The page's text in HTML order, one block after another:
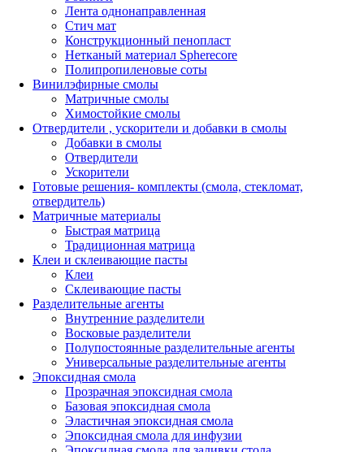
Лента однонаправленная
Стич мат
Конструкционный пенопласт
Нетканый материал Spherecore
Полипропиленовые соты
Винилэфирные смолы
Матричные смолы
Химостойкие смолы
Отвердители , ускорители и добавки в смолы
Добавки в смолы
Отвердители
Ускорители
Готовые решения- комплекты (смола, стекломат,
отвердитель)
Матричные материалы
Быстрая матрица
Традиционная матрица
Клеи и склеивающие пасты
Клеи
Склеивающие пасты
Разделительные агенты
Внутренние разделители
Восковые разделители
Полупостоянные разделительные агенты
Универсальные разделительные агенты
Эпоксидная смола
Прозрачная эпоксидная смола
Базовая эпоксидная смола
Эластичная эпоксидная смола
Эпоксидная смола для инфузии